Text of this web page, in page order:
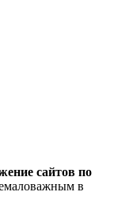
сайтов по
в